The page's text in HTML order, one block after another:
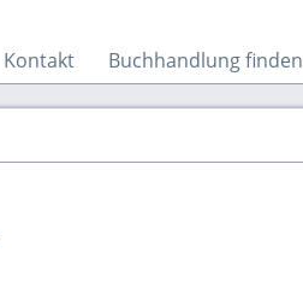
Kontakt Buchhandlung finden